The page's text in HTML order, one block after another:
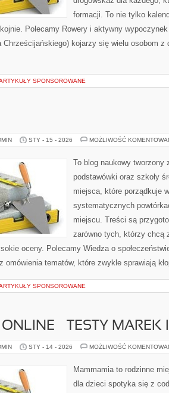
formacji. To nie tylko
Polecamy Rowery i aktywny
Chrześcijańskiego) kojarzy się wielu osobom z
SPONSOROWANE
STY - 15 - 2026 MOŻLIWOŚĆ
To blog naukowy
podstawówki oraz szkoły
miejsca, które porządkuje
systematycznych
miejscu. Treści są
zarówno tych, którzy chcą
oceny. Polecamy Wiedza o
omówienia tematów, które zwykle sprawiają
SPONSOROWANE
– TESTY MAREK
STY - 14 - 2026 MOŻLIWOŚĆ
Mammamia to rodzinne
dla dzieci spotyka się z